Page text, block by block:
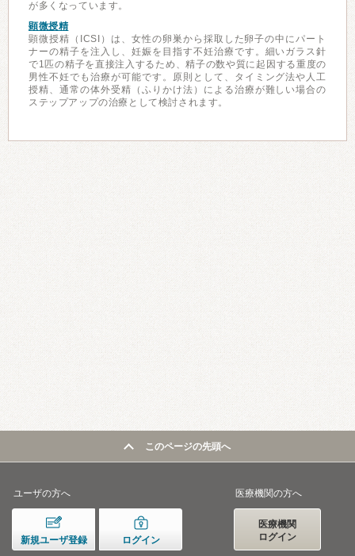
が多くなっています。
顕微授精
顕微授精（ICSI）は、女性の卵巣から採取した卵子の中にパート
ナーの精子を注入し、妊娠を目指す不妊治療です。細いガラス針
で1匹の精子を直接注入するため、精子の数や質に起因する重度の
男性不妊でも治療が可能です。原則として、タイミング法や人工
授精、通常の体外受精（ふりかけ法）による治療が難しい場合の
ステップアップの治療として検討されます。
このページの先頭へ
ユーザの方へ
新規ユーザ登録 ログイン
医療機関の方へ
医療機関
ログイン